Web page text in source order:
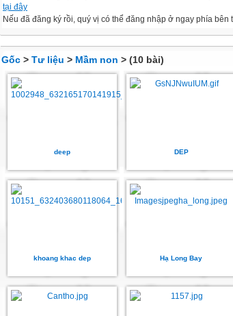
tại đây
Nếu đã đăng ký rồi, quý vị có thể đăng nhập ở ngay phía bên
Gốc > Tư liệu > Mầm non > (10 bài)
deep DEP
khoang khac dep Hạ Long Bay